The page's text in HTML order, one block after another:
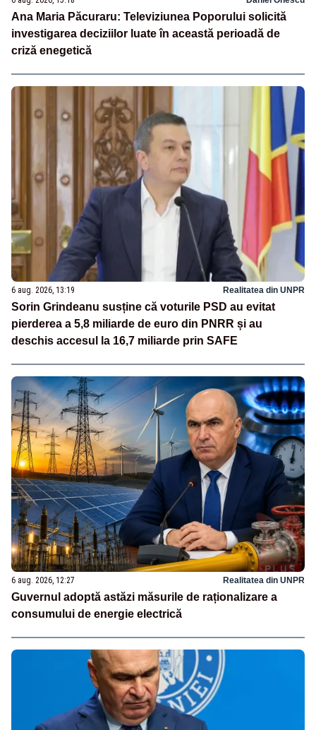
Ana Maria Păcuraru: Televiziunea Poporului solicită
investigarea deciziilor luate în această perioadă de
criză enegetică
6 aug. 2026, 13:19 Realitatea din UNPR
Sorin Grindeanu susține că voturile PSD au evitat
pierderea a 5,8 miliarde de euro din PNRR și au
deschis accesul la 16,7 miliarde prin SAFE
6 aug. 2026, 12:27 Realitatea din UNPR
Guvernul adoptă astăzi măsurile de raționalizare a
consumului de energie electrică